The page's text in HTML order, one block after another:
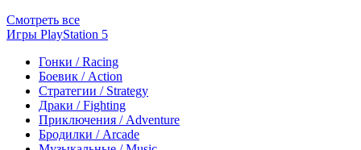
Смотреть все
Игры PlayStation 5
Гонки / Racing
Боевик / Action
Стратегии / Strategy
Драки / Fighting
Приключения / Adventure
Бродилки / Arcade